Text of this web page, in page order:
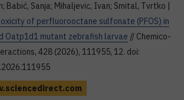
Babić, Sanja; Mihaljevic, Ivan; Smital, Tvrtko |
of perfluorooctane sulfonate (PFOS) in
Oatp1d1 mutant zebrafish larvae // Chemico-
428 (2026), 111955, 12. doi: